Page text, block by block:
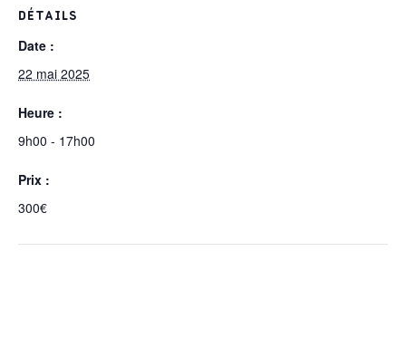
DÉTAILS
Date :
22 mai 2025
Heure :
9h00 - 17h00
Prix :
300€